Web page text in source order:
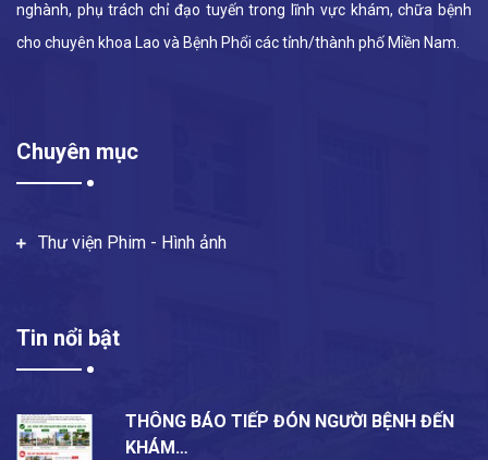
nghành, phụ trách chỉ đạo tuyến trong lĩnh vực khám, chữa bệnh
cho chuyên khoa Lao và Bệnh Phổi các tỉnh/thành phố Miền Nam.
Chuyên mục
Thư viện Phim - Hình ảnh
Tin nổi bật
THÔNG BÁO TIẾP ĐÓN NGƯỜI BỆNH ĐẾN
KHÁM…